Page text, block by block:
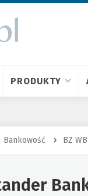
PRODUKTY
Bankowość BZ